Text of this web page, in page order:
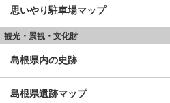
思いやり駐車場マップ
観光・景観・文化財
島根県内の史跡
島根県遺跡マップ